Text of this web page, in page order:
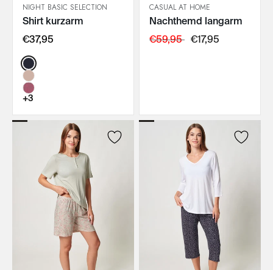
IN DEN WARENKORB
NIGHT BASIC SELECTION
Shirt kurzarm
€37,95
Color:
+3
IN DEN WARENKORB
CASUAL AT HOME
Nachthemd langarm
€59,95 €17,95